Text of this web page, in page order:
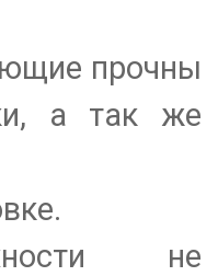
прочны
а так же
не